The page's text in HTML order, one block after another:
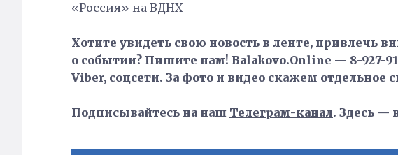
«Россия» на ВДНХ
Хотите увидеть свою новость в ленте, привлечь
о событии? Пишите нам! Balakovo.Online — 8-927-
Viber, соцсети. За фото и видео скажем отдельное
Подписывайтесь на наш Телеграм-канал. Здесь —